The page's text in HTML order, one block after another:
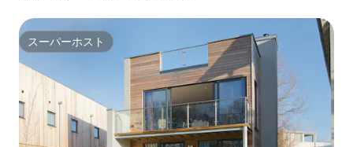
スーパーホスト
スーパーホスト